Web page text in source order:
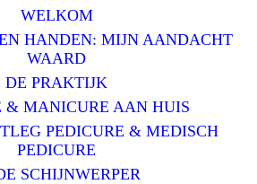
WELKOM
HANDEN: MIJN AANDACHT
WAARD
DE PRAKTIJK
& MANICURE AAN HUIS
PEDICURE & MEDISCH
PEDICURE
SCHIJNWERPER